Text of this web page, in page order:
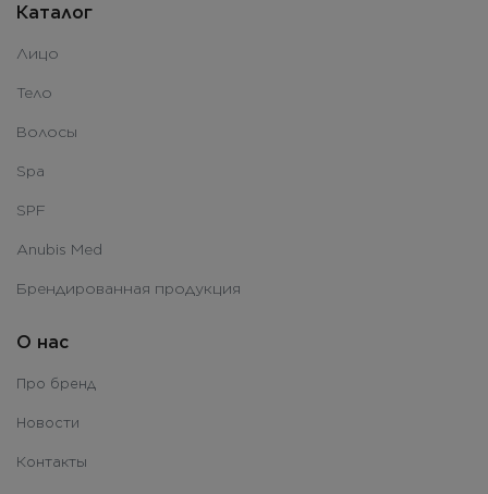
Каталог
Лицо
Тело
Волосы
Spa
SPF
Anubis Med
Брендированная продукция
О нас
Про бренд
Новости
Контакты